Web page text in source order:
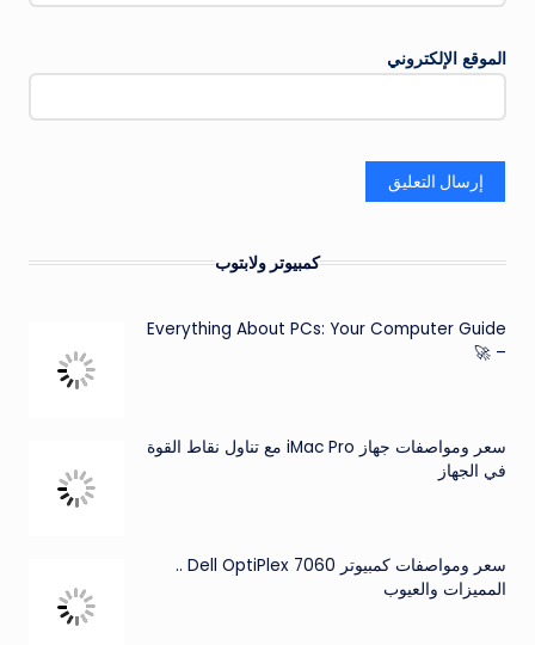
الموقع الإلكتروني
كمبيوتر ولابتوب
Everything About PCs: Your Computer Guide
– 🚀
سعر ومواصفات جهاز iMac Pro مع تناول نقاط القوة
في الجهاز
سعر ومواصفات كمبيوتر Dell OptiPlex 7060 ..
المميزات والعيوب